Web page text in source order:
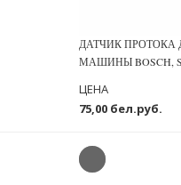
ДАТЧИК
МАШИНЫ BOSCH,
75,00 бел.руб.
ЦЕНА